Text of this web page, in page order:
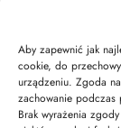
Aby zapewnić jak
cookie, do
urządzeniu. Zgoda
zachowanie podczas
Brak wyrażenia
Zaloguj się
Moje